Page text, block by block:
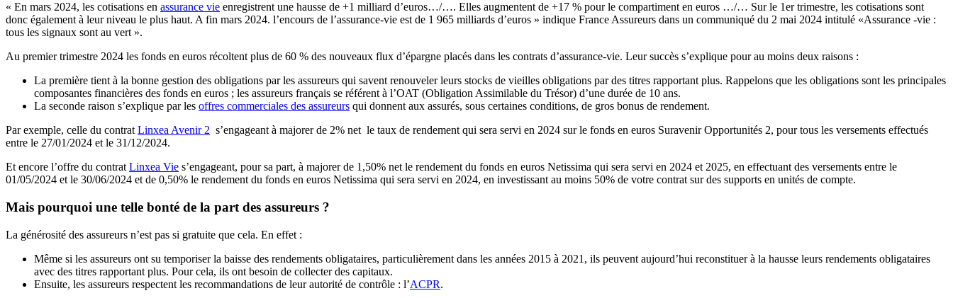
« En mars 2024, les cotisations en assurance vie enregistrent une hausse de +1 milliard d’euros…/…. Elles augmentent de +17 % pour le compartiment en euros …/… Sur le 1er trimestre, les cotisations sont
donc également à leur niveau le plus haut. A fin mars 2024. l’encours de l’assurance-vie est de 1 965 milliards d’euros » indique France Assureurs dans un communiqué du 2 mai 2024 intitulé «Assurance -vie :
tous les signaux sont au vert ».
Au premier trimestre 2024 les fonds en euros récoltent plus de 60 % des nouveaux flux d’épargne placés dans les contrats d’assurance-vie. Leur succès s’explique pour au moins deux raisons :
La première tient à la bonne gestion des obligations par les assureurs qui savent renouveler leurs stocks de vieilles obligations par des titres rapportant plus. Rappelons que les obligations sont les principales
composantes financières des fonds en euros ; les assureurs français se référent à l’OAT (Obligation Assimilable du Trésor) d’une durée de 10 ans.
La seconde raison s’explique par les offres commerciales des assureurs qui donnent aux assurés, sous certaines conditions, de gros bonus de rendement.
Par exemple, celle du contrat Linxea Avenir 2 s’engageant à majorer de 2% net le taux de rendement qui sera servi en 2024 sur le fonds en euros Suravenir Opportunités 2, pour tous les versements effectués
entre le 27/01/2024 et le 31/12/2024.
Et encore l’offre du contrat Linxea Vie s’engageant, pour sa part, à majorer de 1,50% net le rendement du fonds en euros Netissima qui sera servi en 2024 et 2025, en effectuant des versements entre le
01/05/2024 et le 30/06/2024 et de 0,50% le rendement du fonds en euros Netissima qui sera servi en 2024, en investissant au moins 50% de votre contrat sur des supports en unités de compte.
Mais pourquoi une telle bonté de la part des assureurs ?
La générosité des assureurs n’est pas si gratuite que cela. En effet :
Même si les assureurs ont su temporiser la baisse des rendements obligataires, particulièrement dans les années 2015 à 2021, ils peuvent aujourd’hui reconstituer à la hausse leurs rendements obligataires
avec des titres rapportant plus. Pour cela, ils ont besoin de collecter des capitaux.
Ensuite, les assureurs respectent les recommandations de leur autorité de contrôle : l’ACPR.